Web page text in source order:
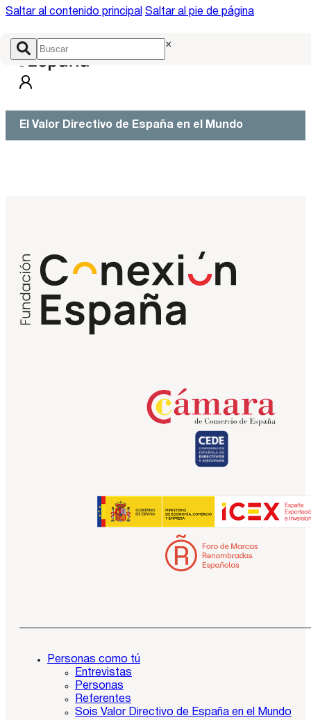
Saltar al contenido principal Saltar al pie de página
×
El Valor Directivo de España en el Mundo
Personas como tú
Entrevistas
Personas
Referentes
Sois Valor Directivo de España en el Mundo